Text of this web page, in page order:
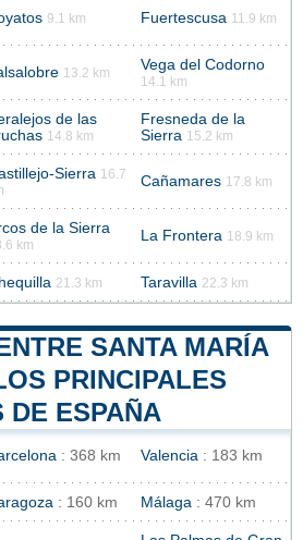
9.1 km Fuertescusa 11.9 km
13.2 km Vega del Codorno
14.1 km
de las
14.8 km
Fresneda de la
Sierra 15.2 km
Sierra 16.7
Cañamares 17.8 km
de la Sierra
km
La Frontera 18.9 km
21.3 km Taravilla 22.3 km
SANTA MARÍA
PRINCIPALES
DE ESPAÑA
: 368 km Valencia : 183 km
: 160 km Málaga : 470 km